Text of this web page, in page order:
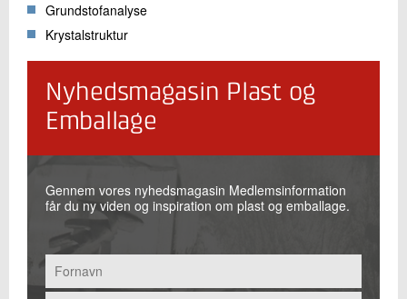
Grundstofanalyse
Krystalstruktur
Nyhedsmagasin Plast og
Emballage
Gennem vores nyhedsmagasin Medlemsinformation
får du ny viden og inspiration om plast og emballage.